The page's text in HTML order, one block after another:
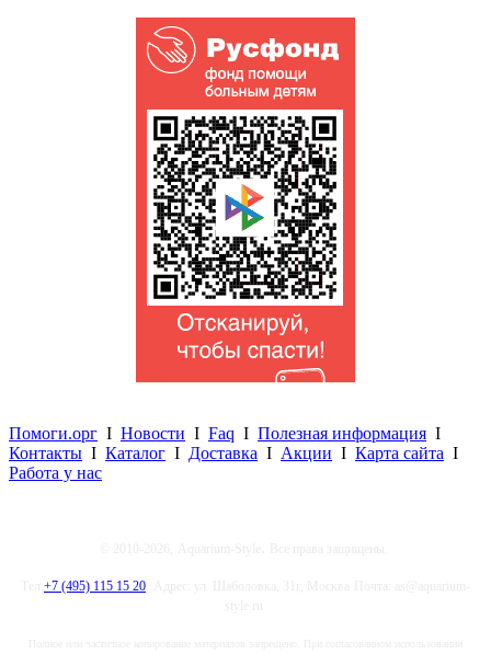
Помоги.орг I Новости I Faq I Полезная информация I
Контакты I Каталог I Доставка I Акции I Карта сайта I
Работа у нас
+7 (495) 115 15 20